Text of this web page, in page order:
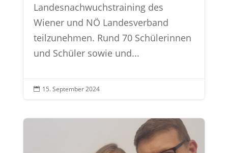
Landesnachwuchstraining des
Wiener und NÖ Landesverband
teilzunehmen. Rund 70 Schülerinnen
und Schüler sowie und...
 15. September 2024